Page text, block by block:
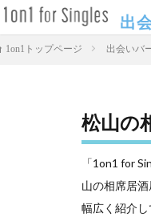
出
1on1トップページ 出会いバ
松山の
「1on1 for
山の相席居
幅広く紹介し